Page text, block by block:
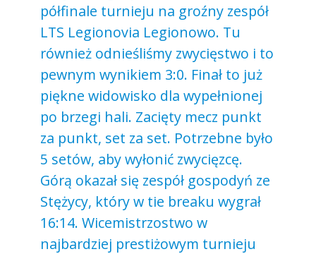
półfinale turnieju na groźny zespół
LTS Legionovia Legionowo. Tu
również odnieśliśmy zwycięstwo i to
pewnym wynikiem 3:0. Finał to już
piękne widowisko dla wypełnionej
po brzegi hali. Zacięty mecz punkt
za punkt, set za set. Potrzebne było
5 setów, aby wyłonić zwycięzcę.
Górą okazał się zespół gospodyń ze
Stężycy, który w tie breaku wygrał
16:14. Wicemistrzostwo w
najbardziej prestiżowym turnieju